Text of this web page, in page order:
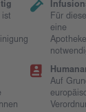
ist
Für
eine
Auf